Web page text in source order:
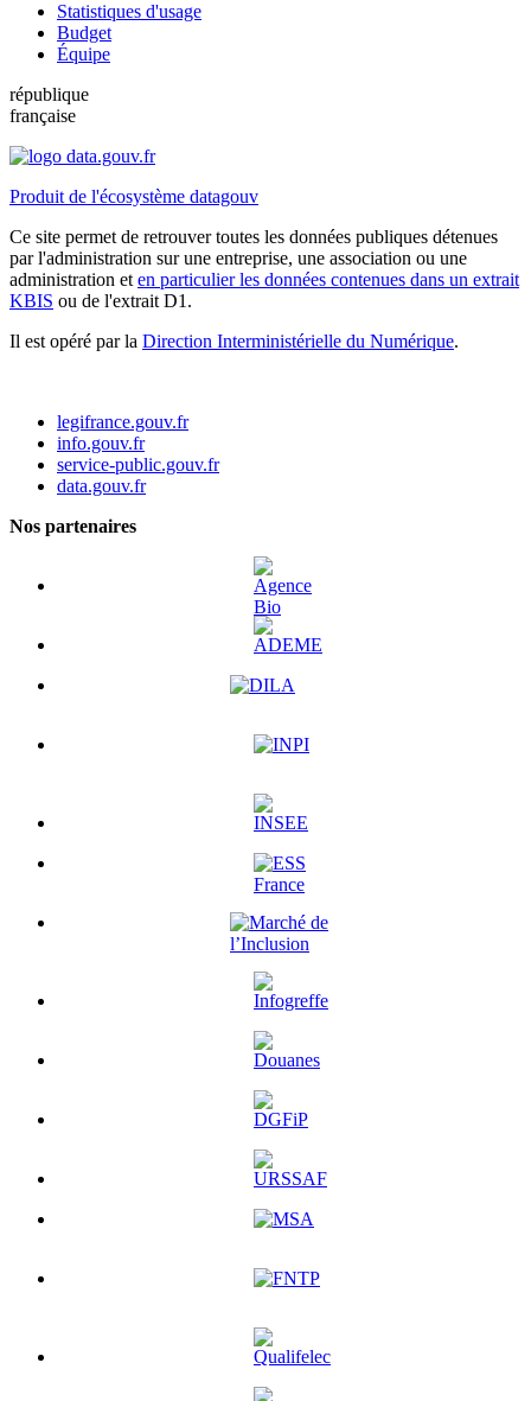
Statistiques d'usage
Budget
Équipe
république
française
Produit de l'écosystème datagouv
Ce site permet de retrouver toutes les données publiques détenues
par l'administration sur une entreprise, une association ou une
administration et en particulier les données contenues dans un extrait
KBIS ou de l'extrait D1.
Il est opéré par la Direction Interministérielle du Numérique.
legifrance.gouv.fr
info.gouv.fr
service-public.gouv.fr
data.gouv.fr
Nos partenaires